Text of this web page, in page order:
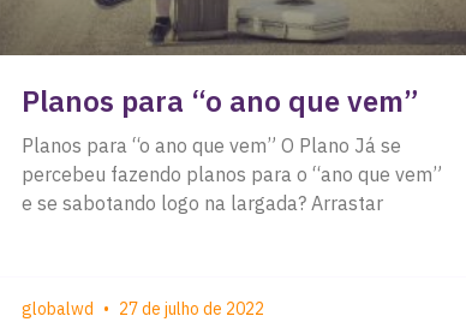
Planos para “o ano que vem”
Planos para “o ano que vem” O Plano Já se
percebeu fazendo planos para o “ano que vem”
e se sabotando logo na largada? Arrastar
globalwd 27 de julho de 2022